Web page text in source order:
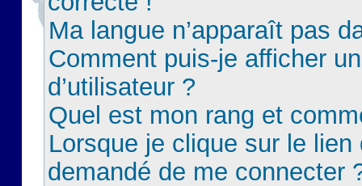
Ma langue n’apparaît pas
Comment puis-je afficher
d’utilisateur ?
Quel est mon rang et
Lorsque je clique sur le lien
demandé de me connecter